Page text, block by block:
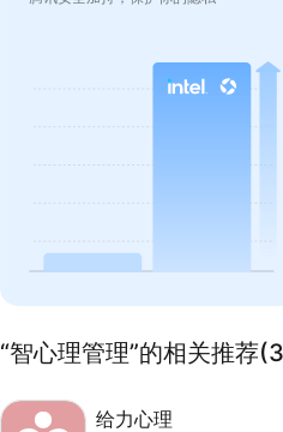
“智心理管理”的相关推荐
给力心理